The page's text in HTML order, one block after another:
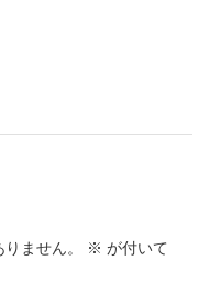
ません。 ※ が付いて